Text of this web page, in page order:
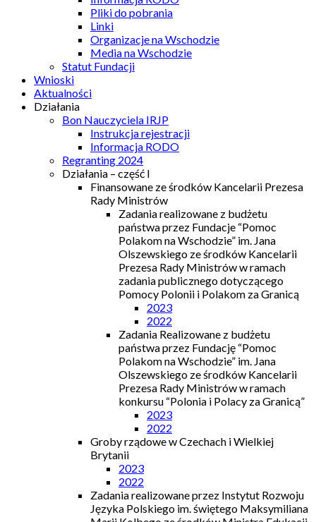
Pliki do pobrania
Linki
Organizacje na Wschodzie
Media na Wschodzie
Statut Fundacji
Wnioski
Aktualności
Działania
Bon Nauczyciela IRJP
Instrukcja rejestracji
Informacja RODO
Regranting 2024
Działania – część I
Finansowane ze środków Kancelarii Prezesa
Rady Ministrów
Zadania realizowane z budżetu
państwa przez Fundacje “Pomoc
Polakom na Wschodzie” im. Jana
Olszewskiego ze środków Kancelarii
Prezesa Rady Ministrów w ramach
zadania publicznego dotyczącego
Pomocy Polonii i Polakom za Granicą
2023
2022
Zadania Realizowane z budżetu
państwa przez Fundację “Pomoc
Polakom na Wschodzie” im. Jana
Olszewskiego ze środków Kancelarii
Prezesa Rady Ministrów w ramach
konkursu “Polonia i Polacy za Granicą”
2023
2022
Groby rządowe w Czechach i Wielkiej
Brytanii
2023
2022
Zadania realizowane przez Instytut Rozwoju
Języka Polskiego im. świętego Maksymiliana